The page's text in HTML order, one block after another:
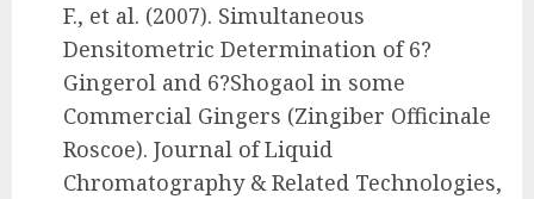
F., et al. (2007). Simultaneous
Densitometric Determination of 6?
Gingerol and 6?Shogaol in some
Commercial Gingers (Zingiber Officinale
Roscoe). Journal of Liquid
Chromatography & Related Technologies,